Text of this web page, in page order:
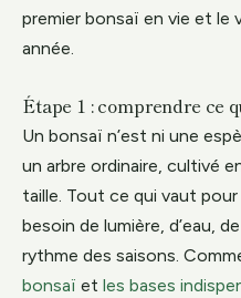
premier bonsaï en vie et le
année.
Étape 1 : comprendre ce
Un bonsaï n’est ni une
un arbre ordinaire, cultivé
taille. Tout ce qui vaut
besoin de lumière, d’eau,
rythme des saisons.
bonsaï et les bases